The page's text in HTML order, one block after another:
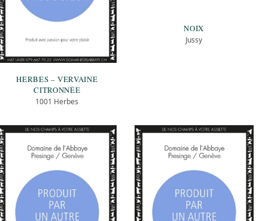
HERBES – VERVAINE
CITRONNÉE
1001 Herbes
NOIX
Jussy